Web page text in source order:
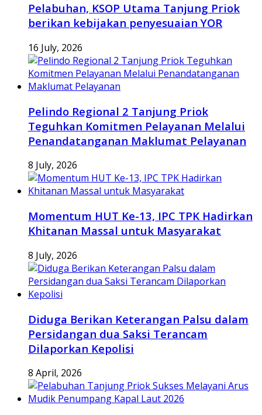
Pelabuhan, KSOP Utama Tanjung Priok
berikan kebijakan penyesuaian YOR
16 July, 2026
Pelindo Regional 2 Tanjung Priok
Teguhkan Komitmen Pelayanan Melalui
Penandatanganan Maklumat Pelayanan
8 July, 2026
Momentum HUT Ke-13, IPC TPK Hadirkan
Khitanan Massal untuk Masyarakat
8 July, 2026
Diduga Berikan Keterangan Palsu dalam
Persidangan dua Saksi Terancam
Dilaporkan Kepolisi
8 April, 2026